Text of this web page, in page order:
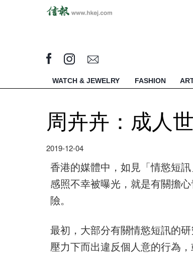
WATCH & JEWELRY FASHION
周卉卉：成人
2019-12-04
香港的媒體中，如見「情慾短
感照不幸被曝光，就是有關擔
險。
最初，大部分有關情慾短訊的
壓力下而出違反個人意的行為